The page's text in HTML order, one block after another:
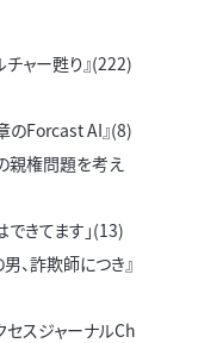
ャー甦り』(222)
のForcast AI』(8)
親権問題を考え
きてます」(13)
、詐欺師につき』
セスジャーナルCh